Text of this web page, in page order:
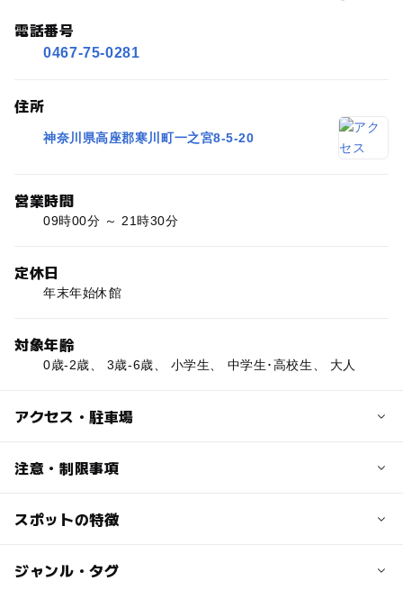
電話番号
0467-75-0281
住所
神奈川県高座郡寒川町一之宮8-5-20
営業時間
09時00分 ～ 21時30分
定休日
年末年始休館
対象年齢
0歳-2歳、 3歳-6歳、 小学生、 中学生･高校生、 大人
アクセス・駐車場
交通アクセス
注意・制限事項
図書スペース:◯
所在市区町村以外の利用登録:◯
スポットの特徴
駐車場あり ー
ジャンル・タグ